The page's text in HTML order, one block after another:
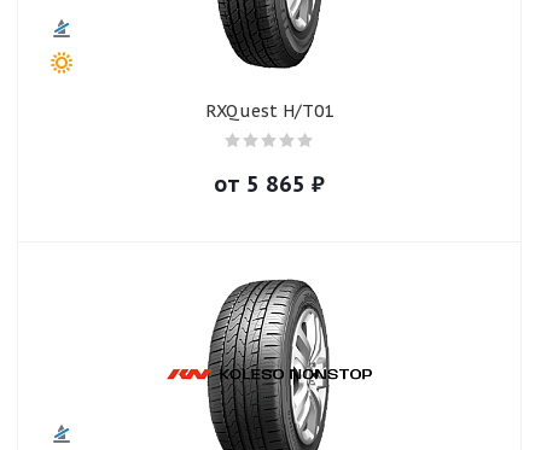
RXQuest H/T01
от 5 865 ₽